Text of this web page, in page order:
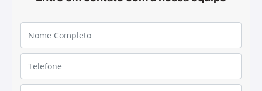
TORQ-GARD™ II
Óleo para Motores